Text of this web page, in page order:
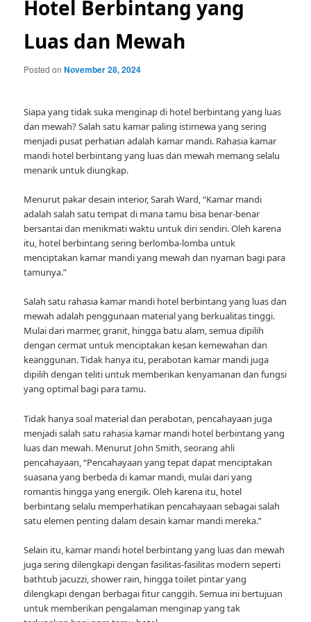
Hotel Berbintang yang
Luas dan Mewah
Posted onNovember 28, 2024
Siapa yang tidak suka menginap di hotel berbintang yang luas
dan mewah? Salah satu kamar paling istimewa yang sering
menjadi pusat perhatian adalah kamar mandi. Rahasia kamar
mandi hotel berbintang yang luas dan mewah memang selalu
menarik untuk diungkap.
Menurut pakar desain interior, Sarah Ward, “Kamar mandi
adalah salah satu tempat di mana tamu bisa benar-benar
bersantai dan menikmati waktu untuk diri sendiri. Oleh karena
itu, hotel berbintang sering berlomba-lomba untuk
menciptakan kamar mandi yang mewah dan nyaman bagi para
tamunya.”
Salah satu rahasia kamar mandi hotel berbintang yang luas dan
mewah adalah penggunaan material yang berkualitas tinggi.
Mulai dari marmer, granit, hingga batu alam, semua dipilih
dengan cermat untuk menciptakan kesan kemewahan dan
keanggunan. Tidak hanya itu, perabotan kamar mandi juga
dipilih dengan teliti untuk memberikan kenyamanan dan fungsi
yang optimal bagi para tamu.
Tidak hanya soal material dan perabotan, pencahayaan juga
menjadi salah satu rahasia kamar mandi hotel berbintang yang
luas dan mewah. Menurut John Smith, seorang ahli
pencahayaan, “Pencahayaan yang tepat dapat menciptakan
suasana yang berbeda di kamar mandi, mulai dari yang
romantis hingga yang energik. Oleh karena itu, hotel
berbintang selalu memperhatikan pencahayaan sebagai salah
satu elemen penting dalam desain kamar mandi mereka.”
Selain itu, kamar mandi hotel berbintang yang luas dan mewah
juga sering dilengkapi dengan fasilitas-fasilitas modern seperti
bathtub jacuzzi, shower rain, hingga toilet pintar yang
dilengkapi dengan berbagai fitur canggih. Semua ini bertujuan
untuk memberikan pengalaman menginap yang tak